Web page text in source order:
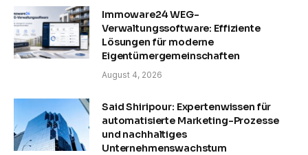
Immoware24 WEG-
Verwaltungssoftware: Effiziente
Lösungen für moderne
Eigentümergemeinschaften
August 4, 2026
Said Shiripour: Expertenwissen für
automatisierte Marketing-Prozesse
und nachhaltiges
Unternehmenswachstum